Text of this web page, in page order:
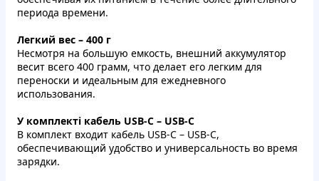
периода времени.
Легкий вес – 400 г
Несмотря на большую емкость, внешний аккумулятор
весит всего 400 грамм, что делает его легким для
переноски и идеальным для ежедневного
использования.
У комплекті кабель USB-C – USB-C
В комплект входит кабель USB-C – USB-C,
обеспечивающий удобство и универсальность во время
зарядки.